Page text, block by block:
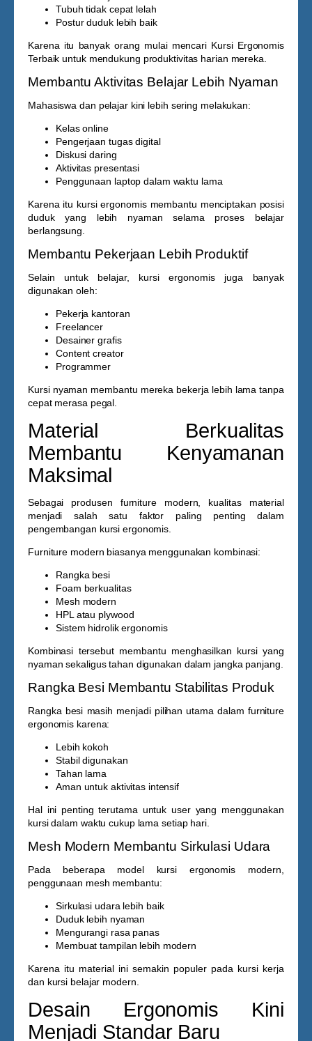
Tubuh tidak cepat lelah
Postur duduk lebih baik
Karena itu banyak orang mulai mencari Kursi Ergonomis
Terbaik untuk mendukung produktivitas harian mereka.
Membantu Aktivitas Belajar Lebih Nyaman
Mahasiswa dan pelajar kini lebih sering melakukan:
Kelas online
Pengerjaan tugas digital
Diskusi daring
Aktivitas presentasi
Penggunaan laptop dalam waktu lama
Karena itu kursi ergonomis membantu menciptakan posisi
duduk yang lebih nyaman selama proses belajar
berlangsung.
Membantu Pekerjaan Lebih Produktif
Selain untuk belajar, kursi ergonomis juga banyak
digunakan oleh:
Pekerja kantoran
Freelancer
Desainer grafis
Content creator
Programmer
Kursi nyaman membantu mereka bekerja lebih lama tanpa
cepat merasa pegal.
Material Berkualitas
Membantu Kenyamanan
Maksimal
Sebagai produsen furniture modern, kualitas material
menjadi salah satu faktor paling penting dalam
pengembangan kursi ergonomis.
Furniture modern biasanya menggunakan kombinasi:
Rangka besi
Foam berkualitas
Mesh modern
HPL atau plywood
Sistem hidrolik ergonomis
Kombinasi tersebut membantu menghasilkan kursi yang
nyaman sekaligus tahan digunakan dalam jangka panjang.
Rangka Besi Membantu Stabilitas Produk
Rangka besi masih menjadi pilihan utama dalam furniture
ergonomis karena:
Lebih kokoh
Stabil digunakan
Tahan lama
Aman untuk aktivitas intensif
Hal ini penting terutama untuk user yang menggunakan
kursi dalam waktu cukup lama setiap hari.
Mesh Modern Membantu Sirkulasi Udara
Pada beberapa model kursi ergonomis modern,
penggunaan mesh membantu:
Sirkulasi udara lebih baik
Duduk lebih nyaman
Mengurangi rasa panas
Membuat tampilan lebih modern
Karena itu material ini semakin populer pada kursi kerja
dan kursi belajar modern.
Desain Ergonomis Kini
Menjadi Standar Baru